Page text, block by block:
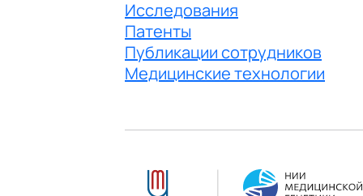
Исследования
Патенты
Публикации сотрудников
Медицинские технологии